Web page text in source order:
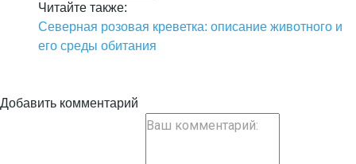
Читайте также:
Северная розовая креветка: описание животного и
его среды обитания
Добавить комментарий